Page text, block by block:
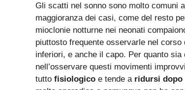
Gli scatti nel sonno sono molto comuni
maggioranza dei casi, come del resto
mioclonie notturne nei neonati
piuttosto frequente osservarle nel corso
inferiori, e anche il capo. Per quanto
nell’osservare questi movimenti
tutto fisiologico e tende a ridursi dopo